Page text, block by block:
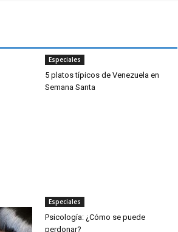
Especiales
5 platos típicos de Venezuela en
Semana Santa
Especiales
Psicología: ¿Cómo se puede
perdonar?